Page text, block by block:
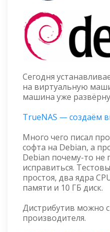
Сегодня
на виртуальную
машина уже
TrueNAS — создаём
Много чего писал
софта на Debian, а
Debian почему-то не
исправиться.
простоя, два ядра
памяти и 10 ГБ диск.
Дистрибутив можно
производителя.